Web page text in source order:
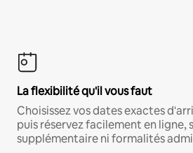
La flexibilité qu'il vous faut
Choisissez vos dates exactes
puis réservez facilement en ligne,
supplémentaire ni formalités